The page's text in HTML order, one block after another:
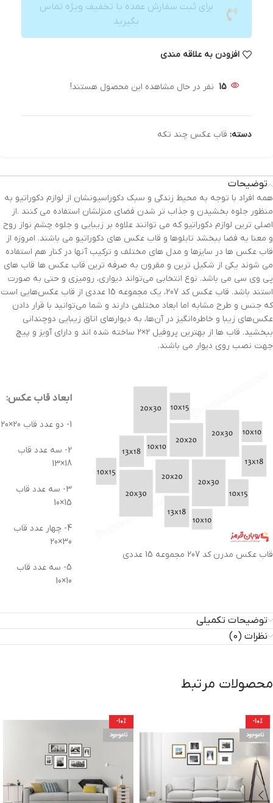
برای ثبت سفارش عمده با تخفیف ویژه تماس
بگیرید
افزودن به علاقه مندی
15 نفر در حال مشاهده این محصول هستند!
دسته: قاب عکس چند تکه
توضیحات
همه افراد با توجه به محیط زندگی و سبک دکوراسیونشان از لوازم دکوراتیو به
منظور جلوه بخشیدن و جذاب تر شدن فضای منزلشان استفاده می کنند .از
اصلی ترین لوازم دکوراتیو که می توانند علاوه بر زیبایی و جلوه چشم نواز روح
و معنا به فضا ببخشد تابلوها و قاب عکس های دکوراتیو می باشند. امروزه از
قاب عکس ها در سایزها و مدل های مختلف و ترکیب آنها در کنار هم استفاده
می شوند یکی از شکیل ترین و مقرون به صرفه ترین قاب عکس ها قاب های
پی وی سی می باشد. نوع انتخابی می‌تواند دیواری، رومیزی و حتی به صورت
استند باشد. قاب عکس کد 207، یک مجموعه 15 عددی از قاب عکس‌هایی است
که جنس و طرح مشابه اما ابعاد مختلفی دارند و شما می‌توانید با قرار دادن
عکس‌های زیبا و خاطره‌انگیز در آن‌ها، به دیوارهای اتاق زیبایی دوچندانی
ببخشید. قاب ها از بهترین پروفیل 2×2 ساخته شده اند و دارای آویز و پیچ
جهت نصب روی دیوار می باشند.
قاب عکس مدرن کد 207 مجموعه 15 عددی
ابعاد قاب عکس:
1- دو عدد قاب 20×20
2- سه عدد قاب
18×13
3- سه عدد قاب
15×10
4- چهار عدد قاب
30×20
5- سه عدد قاب
10×10
توضیحات تکمیلی
نظرات (0)
محصولات مرتبط
-10%
ناموجود
-10%
ناموجود